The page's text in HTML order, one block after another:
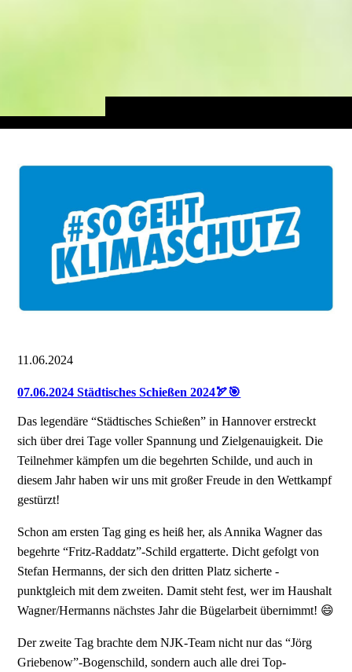
11.06.2024
07.06.2024 Städtisches Schießen 2024🏹🎯
Das legendäre “Städtisches Schießen” in Hannover erstreckt
sich über drei Tage voller Spannung und Zielgenauigkeit. Die
Teilnehmer kämpfen um die begehrten Schilde, und auch in
diesem Jahr haben wir uns mit großer Freude in den Wettkampf
gestürzt!
Schon am ersten Tag ging es heiß her, als Annika Wagner das
begehrte “Fritz-Raddatz”-Schild ergatterte. Dicht gefolgt von
Stefan Hermanns, der sich den dritten Platz sicherte -
punktgleich mit dem zweiten. Damit steht fest, wer im Haushalt
Wagner/Hermanns nächstes Jahr die Bügelarbeit übernimmt! 😄
Der zweite Tag brachte dem NJK-Team nicht nur das “Jörg
Griebenow”-Bogenschild, sondern auch alle drei Top-